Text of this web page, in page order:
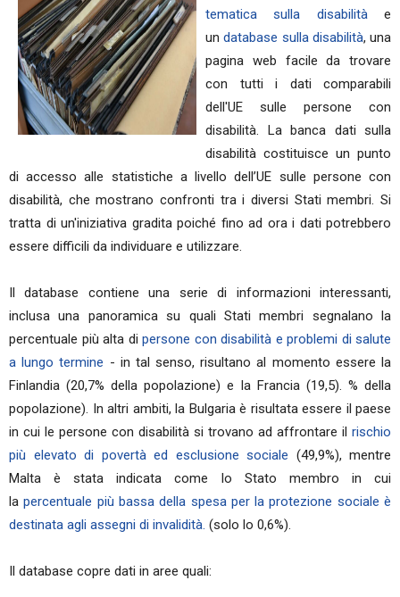
tematica sulla disabilitàe
undatabase sulla disabilità, una
pagina web facile da trovare
con tutti i dati comparabili
dell'UE sulle persone con
disabilità. La banca dati sulla
disabilità costituisce un punto
di accesso alle statistiche a livello dell’UE sulle persone con
disabilità, che mostrano confronti tra i diversi Stati membri. Si
tratta di un'iniziativa gradita poiché fino ad ora i dati potrebbero
essere difficili da individuare e utilizzare.
Il database contiene una serie di informazioni interessanti,
inclusa una panoramica su quali Stati membri segnalano la
percentuale più alta di persone con disabilità e problemi di salute
a lungo termine - in tal senso, risultano al momento essere la
Finlandia (20,7% della popolazione) e la Francia (19,5). % della
popolazione). In altri ambiti, la Bulgaria è risultata essere il paese
in cui le persone con disabilità si trovano ad affrontare il rischio
più elevato di povertà ed esclusione sociale (49,9%), mentre
Malta è stata indicata come lo Stato membro in cui
lapercentuale più bassa della spesa per la protezione sociale è
destinata agli assegni di invalidità. (solo lo 0,6%).
Il database copre dati in aree quali: